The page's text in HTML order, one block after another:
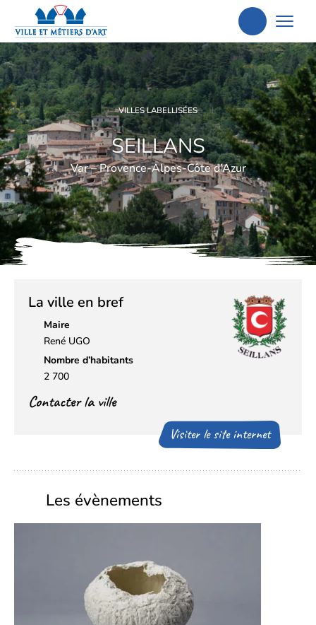
Aller
à
la
recherche
VILLES LABELLISÉES
SEILLANS
Var – Provence-Alpes-Côte d’Azur
La ville en bref
Maire
René UGO
Nombre d’habitants
2 700
Contacter la ville
Visiter le site internet
Les évènements